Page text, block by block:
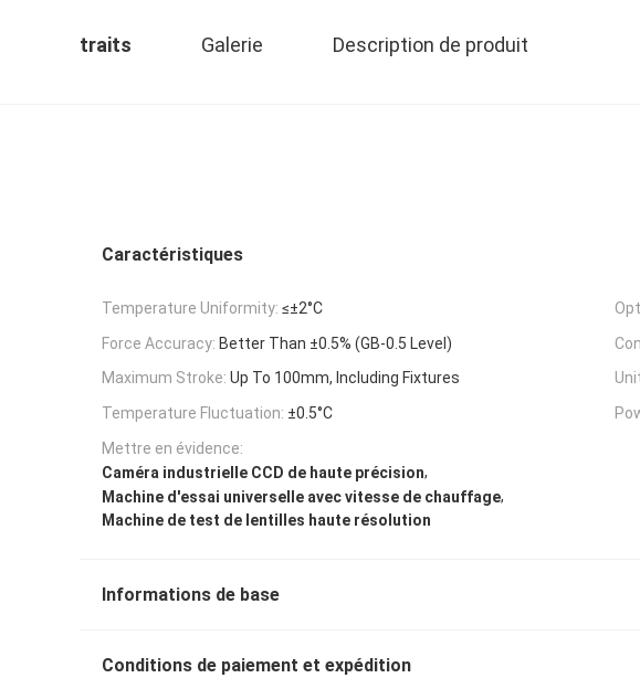
traits Galerie Description de produit
Caractéristiques
Temperature Uniformity: ≤±2°C
Force Accuracy: Better Than ±0.5% (GB-0.5 Level)
Maximum Stroke: Up To 100mm, Including Fixtures
Temperature Fluctuation: ±0.5°C
Mettre en évidence:
Caméra industrielle CCD de haute précision,
Machine d'essai universelle avec vitesse de chauffage,
Machine de test de lentilles haute résolution
Informations de base
Conditions de paiement et expédition